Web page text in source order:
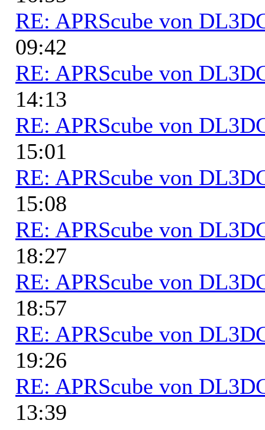
RE: APRScube von
09:42
RE: APRScube von
14:13
RE: APRScube von
15:01
RE: APRScube von
15:08
RE: APRScube von
18:27
RE: APRScube von
18:57
RE: APRScube von
19:26
RE: APRScube von
13:39